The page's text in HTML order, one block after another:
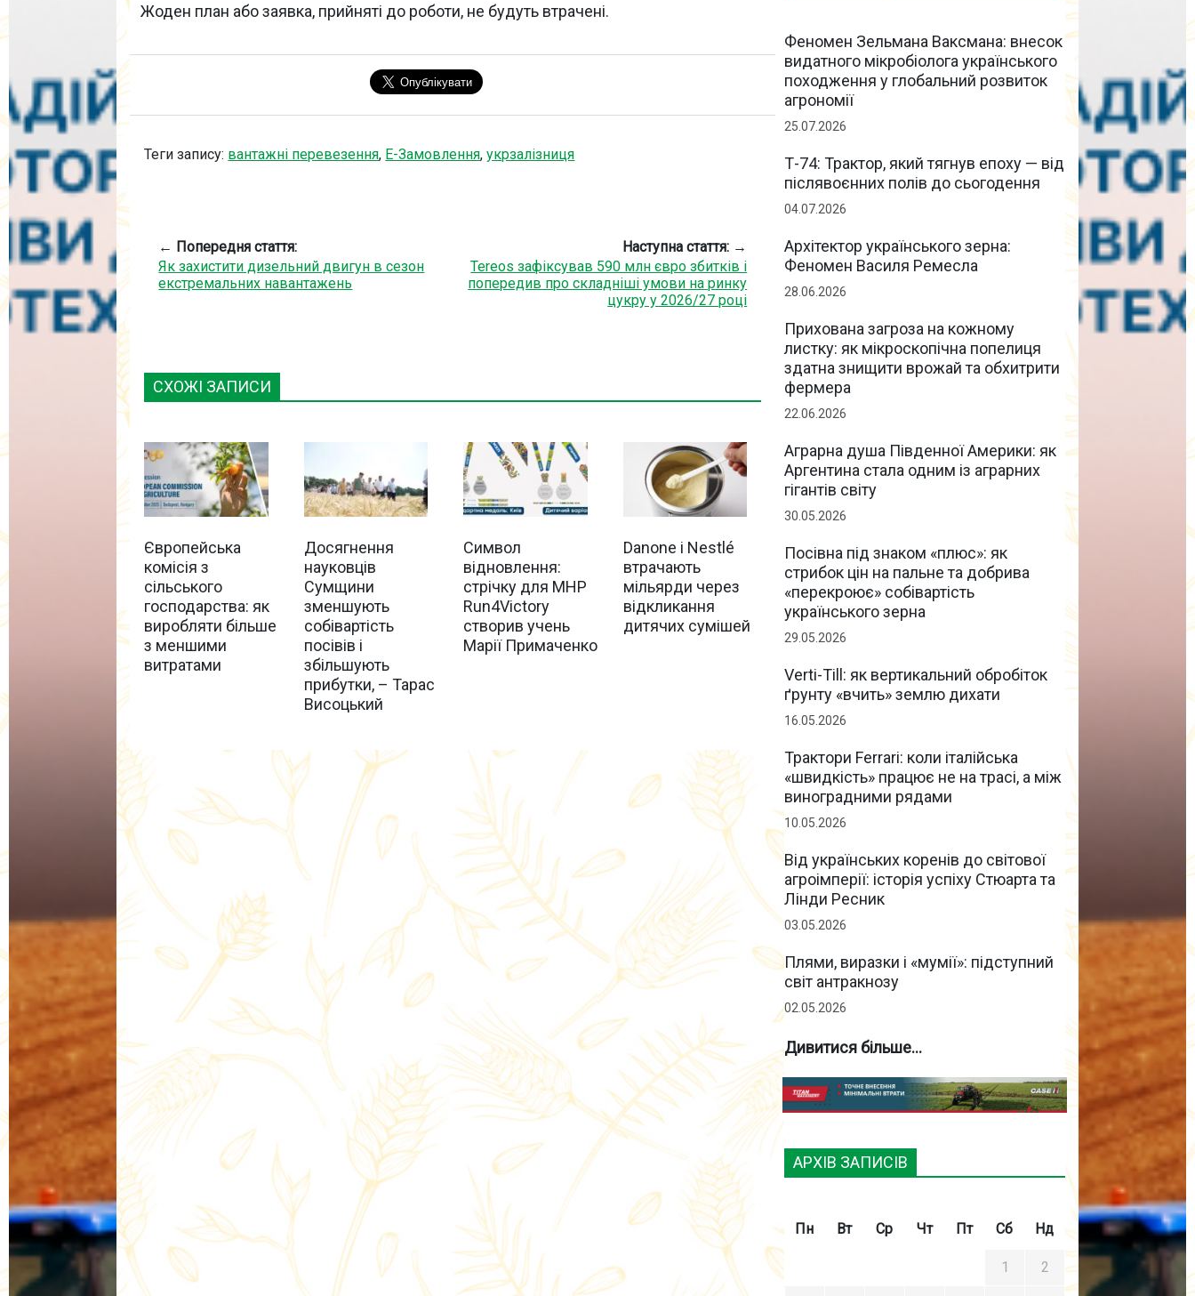
Феномен Зельмана Ваксмана: внесок
видатного мікробіолога українського
походження у глобальний розвиток
агрономії
25.07.2026
Т-74: Трактор, який тягнув епоху — від
післявоєнних полів до сьогодення
04.07.2026
Архітектор українського зерна:
Феномен Василя Ремесла
28.06.2026
Прихована загроза на кожному
листку: як мікроскопічна попелиця
здатна знищити врожай та обхитрити
фермера
22.06.2026
Аграрна душа Південної Америки: як
Аргентина стала одним із аграрних
гігантів світу
30.05.2026
Посівна під знаком «плюс»: як
стрибок цін на пальне та добрива
«перекроює» собівартість
українського зерна
29.05.2026
Verti-Till: як вертикальний обробіток
ґрунту «вчить» землю дихати
16.05.2026
Трактори Ferrari: коли італійська
«швидкість» працює не на трасі, а між
виноградними рядами
10.05.2026
Від українських коренів до світової
агроімперії: історія успіху Стюарта та
Лінди Ресник
03.05.2026
Плями, виразки і «мумії»: підступний
світ антракнозу
02.05.2026
Дивитися більше...
АРХІВ ЗАПИСІВ
Пн Вт Ср Чт Пт Сб Нд
1 2
Жоден план або заявка, прийняті до роботи, не будуть втрачені.
Теги запису: вантажні перевезення, Е-Замовлення,укрзалізниця
← Попередня стаття:
Як захистити дизельний двигун в сезон
екстремальних навантажень
Наступна стаття: →
Tereos зафіксував 590 млн євро збитків і
попередив про складніші умови на ринку
цукру у 2026/27 році
СХОЖІ ЗАПИСИ
Європейська
комісія з
сільського
господарства: як
виробляти більше
з меншими
витратами
Досягнення
науковців
Сумщини
зменшують
собівартість
посівів і
збільшують
прибутки, – Тарас
Висоцький
Символ
відновлення:
стрічку для MHP
Run4Victory
створив учень
Марії Примаченко
Danone і Nestlé
втрачають
мільярди через
відкликання
дитячих сумішей